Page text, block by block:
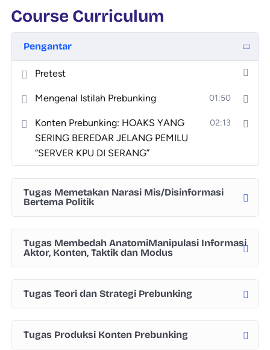
Course Curriculum
Pengantar
Pretest
Mengenal Istilah Prebunking 01:50
Konten Prebunking: HOAKS YANG
SERING BEREDAR JELANG PEMILU
“SERVER KPU DI SERANG”
02:13
Tugas Memetakan Narasi Mis/Disinformasi
Bertema Politik
Tugas Membedah AnatomiManipulasi Informasi
Aktor, Konten, Taktik dan Modus
Tugas Teori dan Strategi Prebunking
Tugas Produksi Konten Prebunking